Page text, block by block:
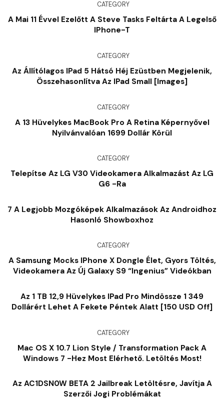
CATEGORY
A Mai 11 Évvel Ezelőtt A Steve Tasks Feltárta A Legelső
IPhone-T
CATEGORY
Az Állítólagos IPad 5 Hátsó Héj Ezüstben Megjelenik,
Összehasonlítva Az IPad Small [Images]
CATEGORY
A 13 Hüvelykes MacBook Pro A Retina Képernyővel
Nyilvánvalóan 1699 Dollár Körül
CATEGORY
Telepítse Az LG V30 Videokamera Alkalmazást Az LG
G6 -ra
7 A Legjobb Mozgóképek Alkalmazások Az Androidhoz
Hasonló Showboxhoz
CATEGORY
A Samsung Mocks IPhone X Dongle Élet, Gyors Töltés,
Videokamera Az Új Galaxy S9 “Ingenius” Videókban
Az 1 TB 12,9 Hüvelykes IPad Pro Mindössze 1 349
Dollárért Lehet A Fekete Péntek Alatt [150 USD Off]
CATEGORY
Mac OS X 10.7 Lion Style / Transformation Pack A
Windows 7 -hez Most Elérhető. Letöltés Most!
Az AC1DSN0W BETA 2 Jailbreak Letöltésre, Javítja A
Szerzői Jogi Problémákat